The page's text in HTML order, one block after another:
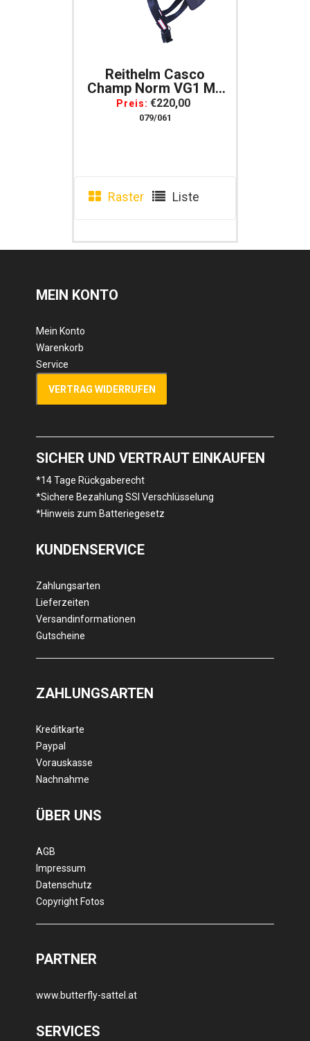
Reithelm Casco
Champ Norm VG1 Mit
Austauschbarem
Lang- Und Kurzschild
Preis: €220,00
079/061
Raster Liste
MEIN KONTO
Mein Konto
Warenkorb
Service
VERTRAG WIDERRUFEN
SICHER UND VERTRAUT EINKAUFEN
*14 Tage Rückgaberecht
*Sichere Bezahlung SSl Verschlüsselung
*Hinweis zum Batteriegesetz
KUNDENSERVICE
Zahlungsarten
Lieferzeiten
Versandinformationen
Gutscheine
ZAHLUNGSARTEN
Kreditkarte
Paypal
Vorauskasse
Nachnahme
ÜBER UNS
AGB
Impressum
Datenschutz
Copyright Fotos
PARTNER
www.butterfly-sattel.at
SERVICES